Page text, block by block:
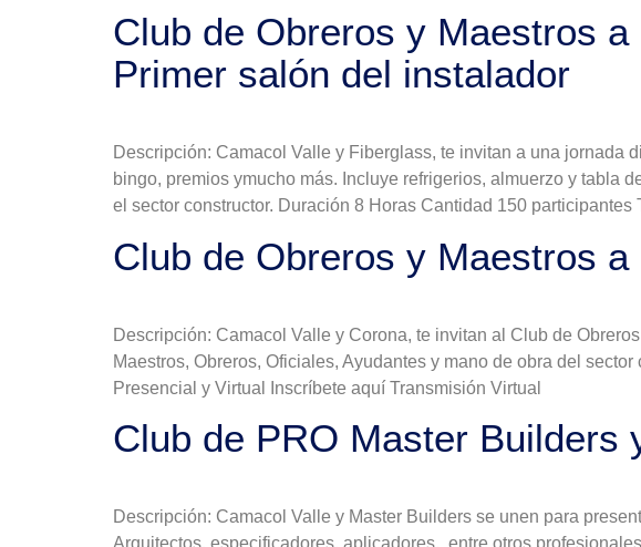
Club de Obreros y Maestros
Primer salón del instalador
Descripción: Camacol Valle y Fiberglass, te invitan a una jornada
bingo, premios ymucho más. Incluye refrigerios, almuerzo y tabla
el sector constructor. Duración 8 Horas Cantidad 150
Club de Obreros y Maestros
Descripción: Camacol Valle y Corona, te invitan al Club de
Maestros, Obreros, Oficiales, Ayudantes y mano de obra del
Presencial y Virtual Inscríbete aquí Transmisión Virtual
Club de PRO Master Builders
Descripción: Camacol Valle y Master Builders se unen para